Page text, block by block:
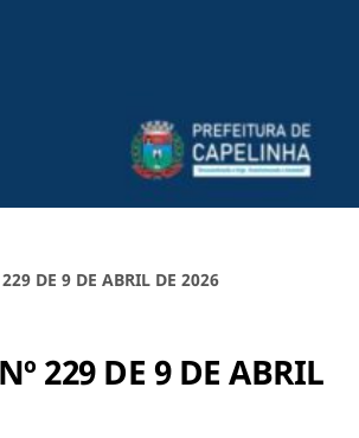
DE 9 DE ABRIL DE 2026
229 DE 9 DE ABRIL